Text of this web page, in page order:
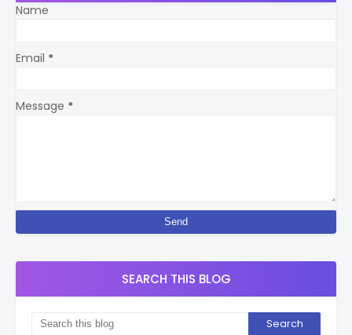
Name
Email *
Message *
SEARCH THIS BLOG